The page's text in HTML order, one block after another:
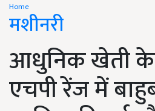
Home
मशीनरी
आधुनिक खेती
एचपी रेंज में